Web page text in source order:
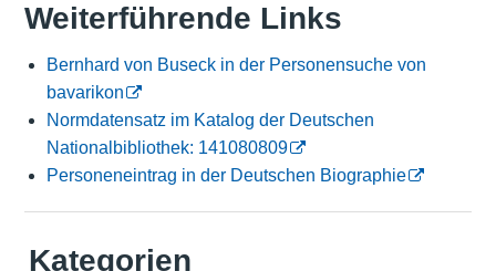
Weiterführende Links
Bernhard von Buseck in der Personensuche von
bavarikon
Normdatensatz im Katalog der Deutschen
Nationalbibliothek: 141080809
Personeneintrag in der Deutschen Biographie
Kategorien